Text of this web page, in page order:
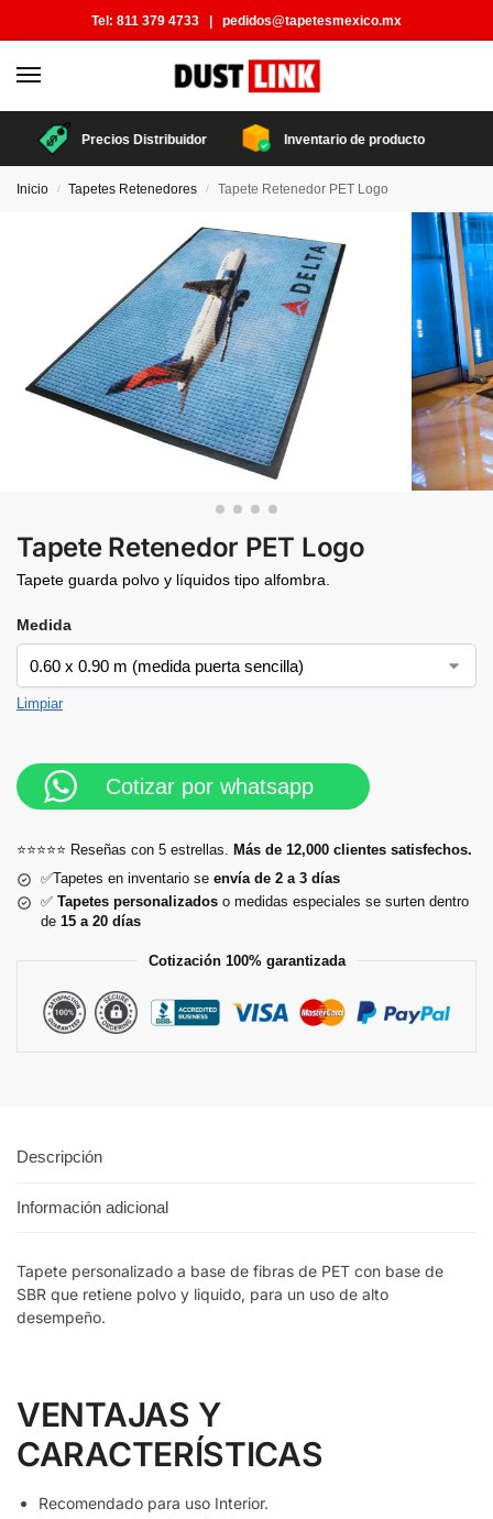
Tel: 811 379 4733 | pedidos@tapetesmexico.mx
Precios Distribuidor Inventario de producto
Inicio / Tapetes Retenedores / Tapete Retenedor PET Logo
Tapete Retenedor PET Logo
Tapete guarda polvo y líquidos tipo alfombra.
Medida
Limpiar
Cotizar por whatsapp
⭐⭐⭐⭐⭐ Reseñas con 5 estrellas. Más de 12,000 clientes satisfechos.
✅Tapetes en inventario se envía de 2 a 3 días
✅ Tapetes personalizados o medidas especiales se surten dentro
de 15 a 20 días
Cotización 100% garantizada
Descripción
Información adicional
Tapete personalizado a base de fibras de PET con base de
SBR que retiene polvo y liquido, para un uso de alto
desempeño.
VENTAJAS Y
CARACTERÍSTICAS
Recomendado para uso Interior.